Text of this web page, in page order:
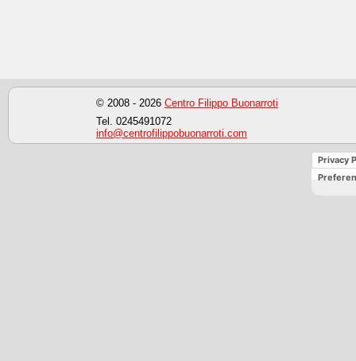
© 2008 - 2026 Centro Filippo Buonarroti
Tel. 0245491072
info@centrofilippobuonarroti.com
Privacy